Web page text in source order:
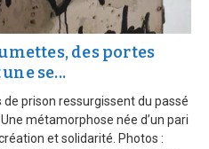
des portes
se...
prison ressurgissent du passé
métamorphose née d’un pari
et solidarité. Photos :